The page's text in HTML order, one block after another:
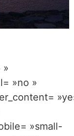
»
»no »
»small-